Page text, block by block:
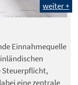
weiter +
Einnahmequelle
Steuerpflicht,
eine zentrale